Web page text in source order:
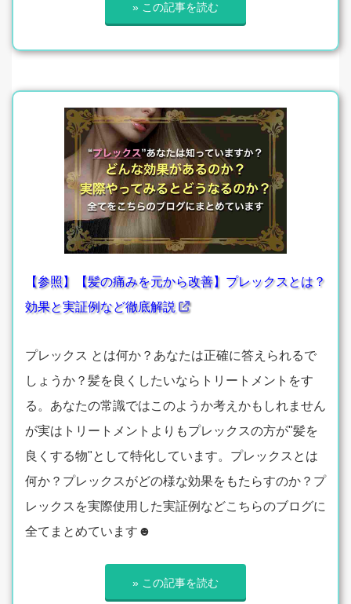
» この記事を読む
【参照】【髪の痛みを元から改善】プレックスとは？
効果と実証例など徹底解説
プレックス とは何か？あなたは正確に答えられるで
しょうか？髪を良くしたいならトリートメントをす
る。あなたの常識ではこのようか考えかもしれません
が実はトリートメントよりもプレックスの方が"髪を
良くする物"として特化しています。プレックスとは
何か？プレックスがどの様な効果をもたらすのか？プ
レックスを実際使用した実証例などこちらのブログに
全てまとめています☻
» この記事を読む